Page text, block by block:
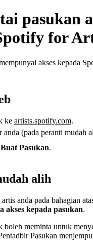
pasukan
for
akses kepada
ke artists.spotify.com.
anda (pada peranti mudah
Buat Pasukan
alih
anda pada bahagian
akses kepada pasukan.
boleh meminta untuk
Pasukan